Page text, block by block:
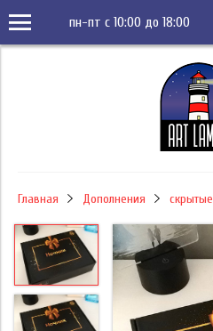
пн-пт с 10:00 до 18:00
Главная Дополнения скрытые